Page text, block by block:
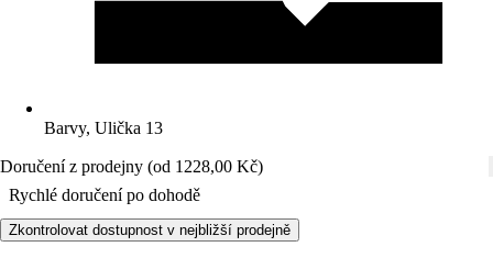
Barvy, Ulička 13
Doručení z prodejny (od 1228,00 Kč)
Rychlé doručení po dohodě
Zkontrolovat dostupnost v nejbližší prodejně